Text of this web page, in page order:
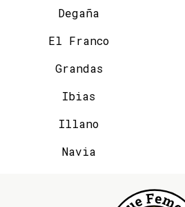
Degaña
El Franco
Grandas
Ibias
Illano
Navia